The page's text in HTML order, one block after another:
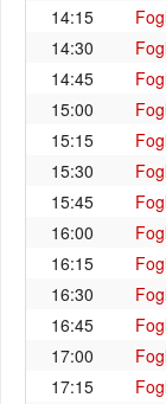
14:15
14:30
14:45
15:00
15:15
15:30
15:45
16:00
16:15
16:30
16:45
17:00
17:15